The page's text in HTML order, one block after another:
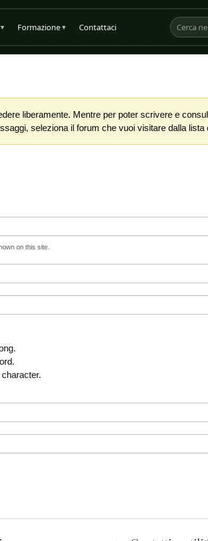
▼ Formazione ▼ Contattaci
liberamente. Mentre per poter scrivere e
seleziona il forum che vuoi visitare dalla lista
on this site.